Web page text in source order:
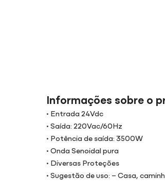
Informações sobre o
• Entrada 24Vdc
• Saída: 220Vac/60Hz
• Potência de saída: 3500W
• Onda Senoidal pura
• Diversas Proteções
• Sugestão de uso: – Casa,